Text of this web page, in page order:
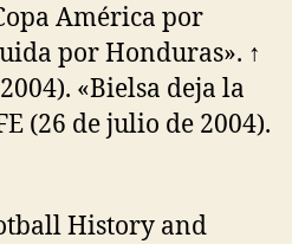
América por
por Honduras». ↑
«Bielsa deja la
(26 de julio de 2004).
History and